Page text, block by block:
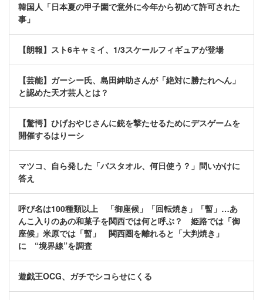
韓国人「日本夏の甲子園で意外に今年から初めて許可された
事」
【朗報】スト6キャミイ、1/3スケールフィギュアが登場
【芸能】ガーシー氏、島田紳助さんが「絶対に勝たれへん」
と認めた天才芸人とは？
【驚愕】ひげおやじさんに銃を撃たせるためにデスゲームを
開催するはりーシ
マツコ、自ら発した「バスタオル、何日使う？」問いかけに
答え
呼び名は100種類以上 「御座候」「回転焼き」「暫」…あ
んこ入りのあの和菓子を関西では何と呼ぶ？ 姫路では「御
座候」米原では「暫」 関西圏を離れると「大判焼き」
に “境界線”を調査
遊戯王OCG、ガチでシコらせにくる